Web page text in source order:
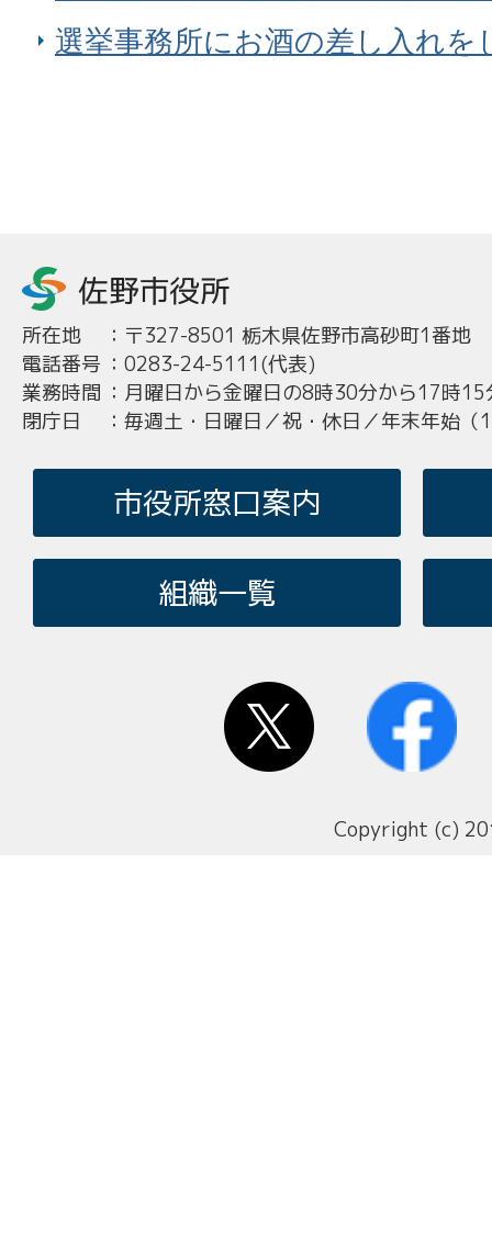
選挙事務所にお酒の差し入れ
所在地 ： 〒327-8501 栃木県佐野市高砂町1番地
電話番号 ： 0283-24-5111(代表)
業務時間 ： 月曜日から金曜日の8時30分から17時15
閉庁日
： 毎週土・日曜日／祝・休日／年末年始
市役所窓口案内
組織一覧
Copyright (c)